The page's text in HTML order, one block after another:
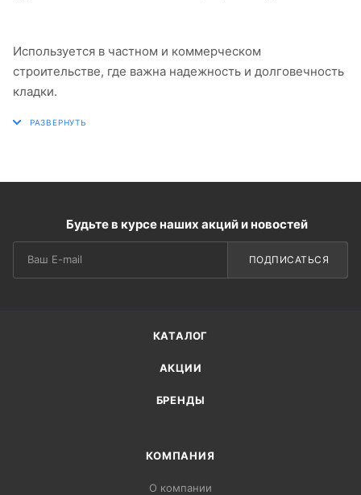
Используется в частном и коммерческом
строительстве, где важна надежность и долговечность
кладки.
Будьте в курсе наших акций и новостей
ПОДПИСАТЬСЯ
КАТАЛОГ
АКЦИИ
БРЕНДЫ
КОМПАНИЯ
О компании